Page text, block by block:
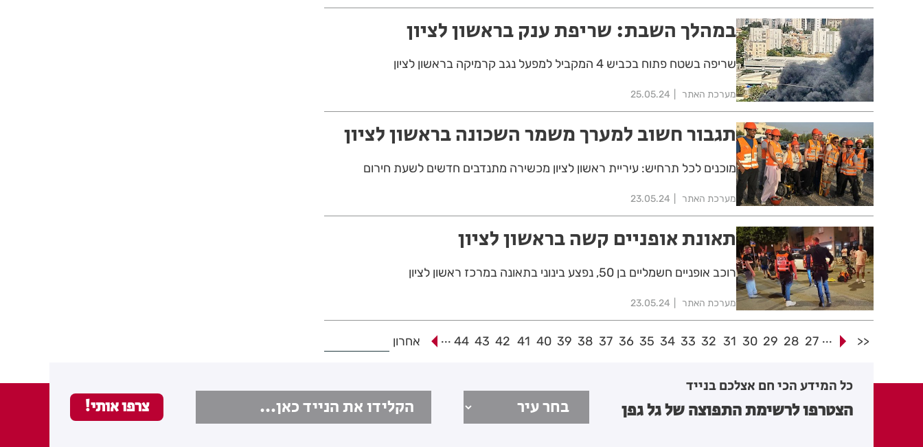
במהלך השבת: שריפת ענק בראשון לציון
שריפה בשטח פתוח בכביש 4 המקביל למפעל נגב קרמיקה בראשון לציון
מערכת האתר 25.05.24
תגבור חשוב למערך משמר השכונה בראשון לציון
מוכנים לכל תרחיש: עיריית ראשון לציון מכשירה מתנדבים חדשים לשעת חירום
מערכת האתר 23.05.24
תאונת אופניים קשה בראשון לציון
רוכב אופניים חשמליים בן 50, נפצע בינוני בתאונה במרכז ראשון לציון
מערכת האתר 23.05.24
<<
...
27
28
29
30
31
32
33
34
35
36
37
38
39
40
41
42
43
44
... אחרון
כל המידע הכי חם אצלכם בנייד
הצטרפו לרשימת התפוצה של גל גפן